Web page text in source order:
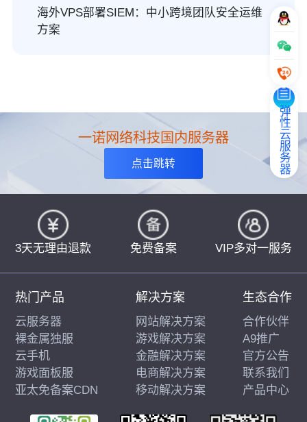
海外VPS部署SIEM：中小跨境团队安全运维
方案
弹性云服务器
一诺网络科技国内服务器
点击跳转
3天无理由退款 免费备案 VIP多对一服务
热门产品
云服务器
裸金属独服
云手机
游戏面板服
亚太免备案CDN
解决方案
网站解决方案
游戏解决方案
金融解决方案
电商解决方案
移动解决方案
生态合作
合作伙伴
A9推广
官方公告
联系我们
产品中心